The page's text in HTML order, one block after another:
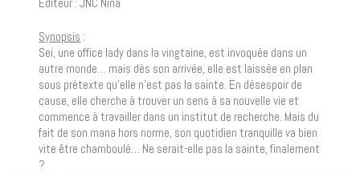
Editeur : JNC Nina
Synopsis :
Sei, une office lady dans la vingtaine, est invoquée dans un
autre monde… mais dès son arrivée, elle est laissée en plan
sous prétexte qu’elle n’est pas la sainte. En désespoir de
cause, elle cherche à trouver un sens à sa nouvelle vie et
commence à travailler dans un institut de recherche. Mais du
fait de son mana hors norme, son quotidien tranquille va bien
vite être chamboulé… Ne serait-elle pas la sainte, finalement
?